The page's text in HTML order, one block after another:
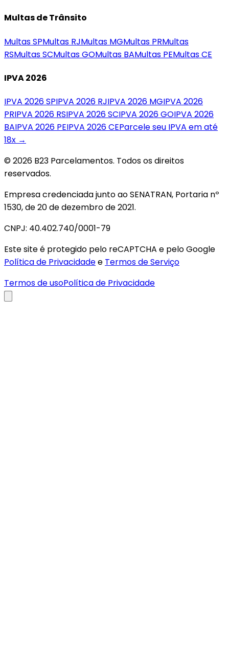
Multas de Trânsito
MultasSPMultas RJMultas MGMultas PRMultas
RSMultasSCMultasGOMultas BAMultas PEMultasCE
IPVA 2026
IPVA 2026SPIPVA 2026 RJIPVA 2026 MGIPVA 2026
PRIPVA 2026 RSIPVA 2026SCIPVA 2026GOIPVA 2026
BAIPVA 2026 PEIPVA 2026CEParcele seu IPVA em até
18x →
© 2026 B23 Parcelamentos. Todos os direitos
reservados.
Empresa credenciada junto ao SENATRAN, Portaria nº
1530, de 20 de dezembro de 2021.
CNPJ: 40.402.740/0001-79
Este site é protegido pelo reCAPTCHA e pelo Google
Política de Privacidadee Termos de Serviço
Termos de usoPolítica de Privacidade